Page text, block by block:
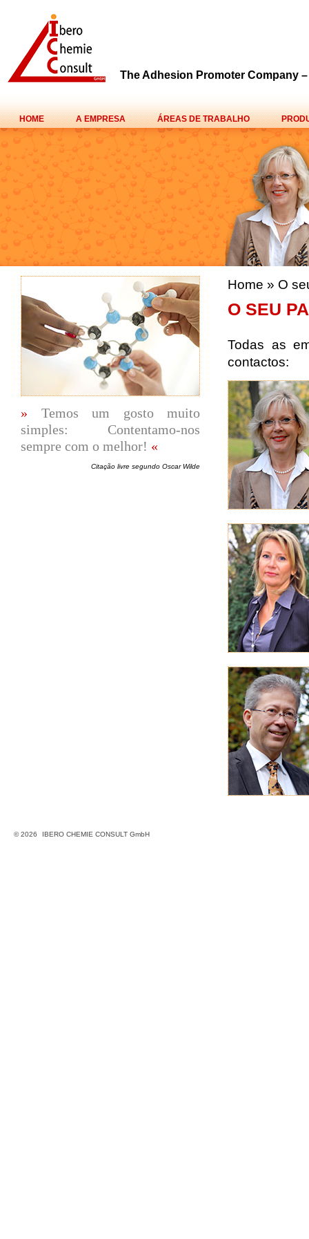
The Adhesion Promoter Company –
HOME A EMPRESA ÁREAS DE TRABALHO
Temos um gosto muito
simples: Contentamo-nos
sempre com o melhor!
Citação livre segundo Oscar Wilde
Home » O
O SEU
Todas as
contactos:
© 2026 IBERO CHEMIE CONSULT GmbH